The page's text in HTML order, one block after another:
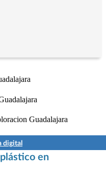
digital
en